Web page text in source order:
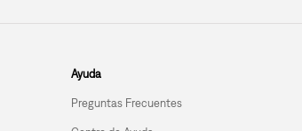
Ayuda
Preguntas Frecuentes